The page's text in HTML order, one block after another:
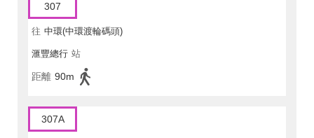
307
往 中環(中環渡輪碼頭)
滙豐總行 站
距離 90m
307A